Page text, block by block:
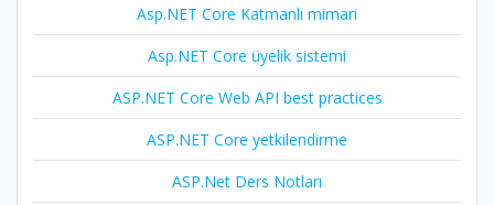
Asp.NET Core Katmanlı mimari
Asp.NET Core üyelik sistemi
ASP.NET Core Web API best practices
ASP.NET Core yetkilendirme
ASP.Net Ders Notları